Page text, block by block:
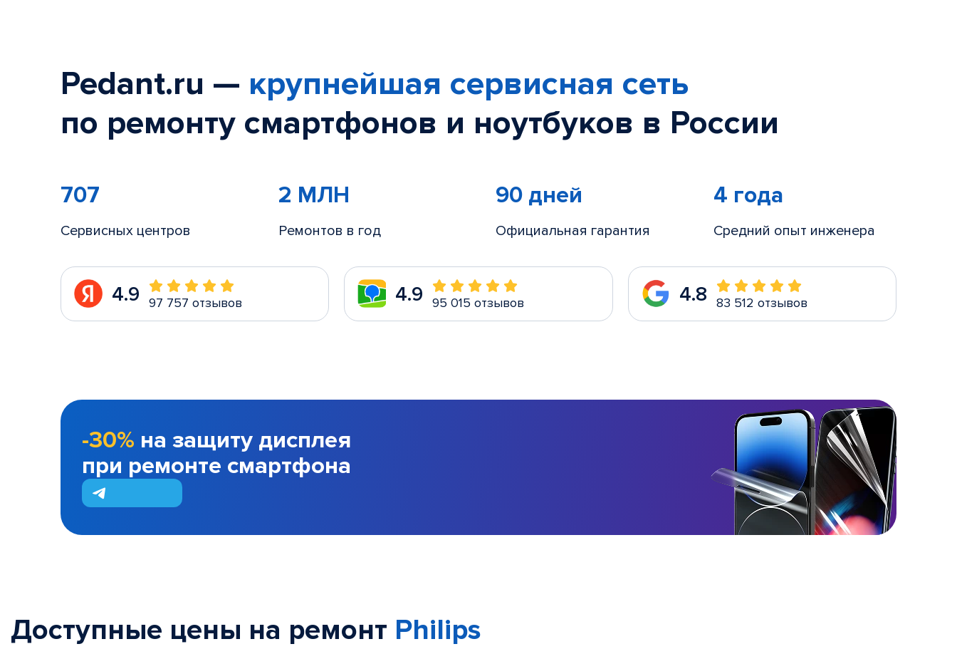
Pedant.ru — крупнейшая сервисная сеть
по ремонту смартфонов и ноутбуков в России
707
Сервисных центров
2 МЛН
Ремонтов в год
90 дней
Официальная гарантия
4 года
Средний опыт инженера
4.9 97 757 отзывов 4.9 95 015 отзывов 4.8 83 512 отзывов
-30% на защиту дисплея
при ремонте смартфона
Доступные цены на ремонт Philips